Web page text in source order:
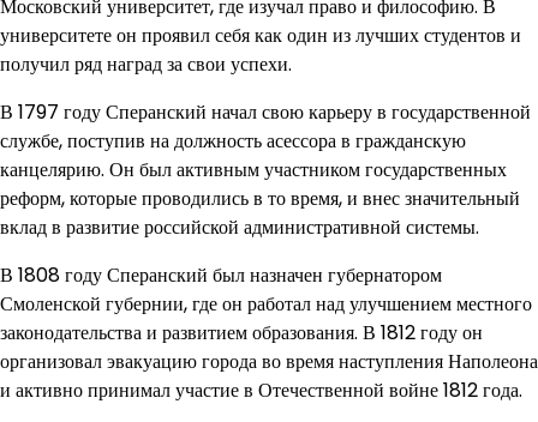
Московский университет, где изучал право и философию. В
университете он проявил себя как один из лучших студентов и
получил ряд наград за свои успехи.
В 1797 году Сперанский начал свою карьеру в государственной
службе, поступив на должность асессора в гражданскую
канцелярию. Он был активным участником государственных
реформ, которые проводились в то время, и внес значительный
вклад в развитие российской административной системы.
В 1808 году Сперанский был назначен губернатором
Смоленской губернии, где он работал над улучшением местного
законодательства и развитием образования. В 1812 году он
организовал эвакуацию города во время наступления Наполеона
и активно принимал участие в Отечественной войне 1812 года.